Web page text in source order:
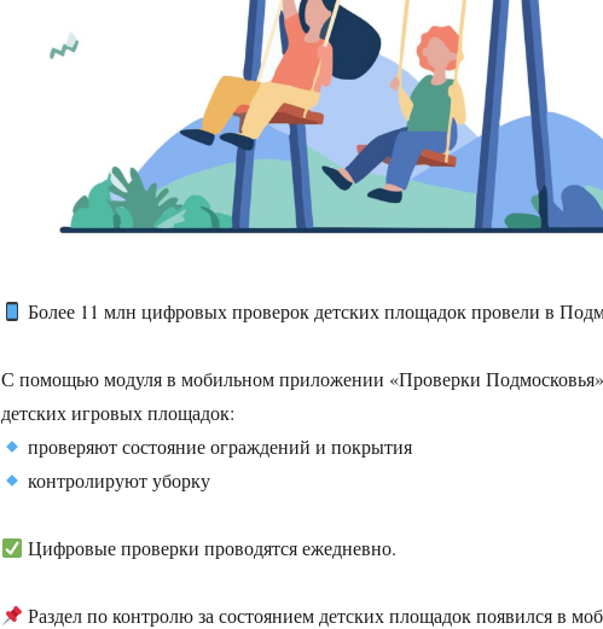
Более 11 млн цифровых проверок детских площадок провели в
С помощью модуля в мобильном приложении «Проверки Подмосковья»
детских игровых площадок:
проверяют состояние ограждений и покрытия
контролируют уборку
Цифровые проверки проводятся ежедневно.
Раздел по контролю за состоянием детских площадок появился в